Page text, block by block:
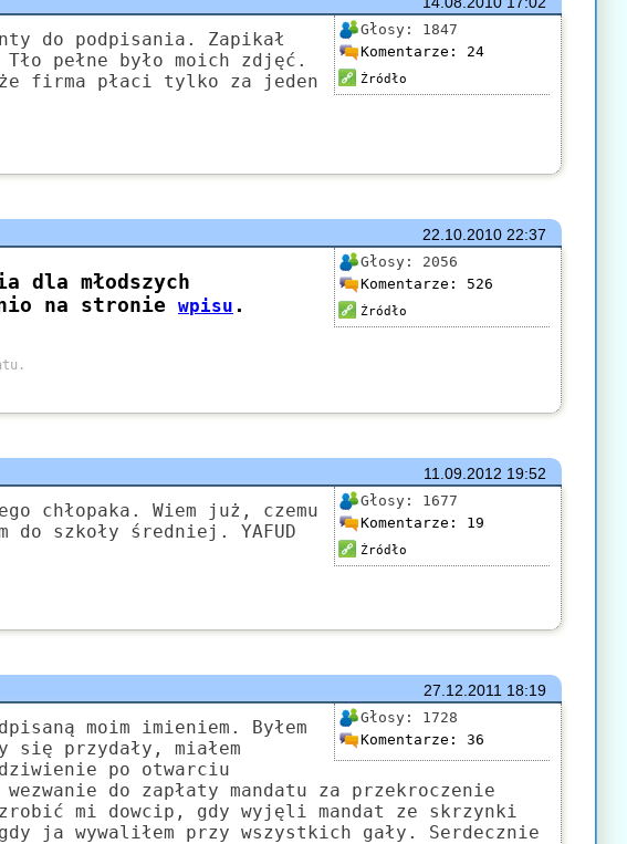
Głosy: 1847
Komentarze: 24
Źródło
do podpisania. Zapikał
pełne było moich zdjęć.
firma płaci tylko za jeden
22.10.201022:37
Głosy: 2056
Komentarze: 526
Źródło
11.09.2012 19:52
Głosy: 1677
Komentarze: 19
Źródło
chłopaka. Wiem już, czemu
do szkoły średniej. YAFUD
27.12.2011 18:19
Głosy: 1728
Komentarze: 36
moim imieniem. Byłem
przydały, miałem
po otwarciu
do zapłaty mandatu za przekroczenie
mi dowcip, gdy wyjęli mandat ze skrzynki
wywaliłem przy wszystkich gały. Serdecznie